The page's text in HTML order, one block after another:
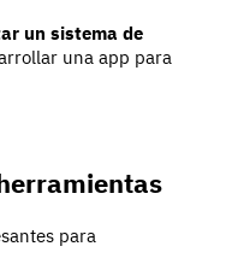
un sistema de
una app para
para